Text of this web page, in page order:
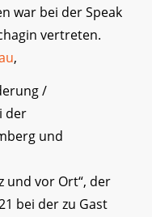
war bei der Speak
vertreten.
,
/
der
und
und vor Ort“, der
bei der zu Gast